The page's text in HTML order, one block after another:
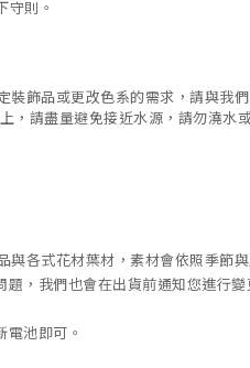
守則。
飾品或更改色系的需求，請與我
，請盡量避免接近水源，請勿澆水
各式花材葉材，素材會依照季節
，我們也會在出貨前通知您進行
池即可。